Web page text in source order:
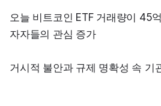
오늘 비트코인 ETF 거래량이 45
자자들의 관심 증가
거시적 불안과 규제 명확성 속 기